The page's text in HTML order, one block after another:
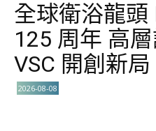
全球衛浴龍頭
125 周年 高
VSC 開創新局
2026-08-08